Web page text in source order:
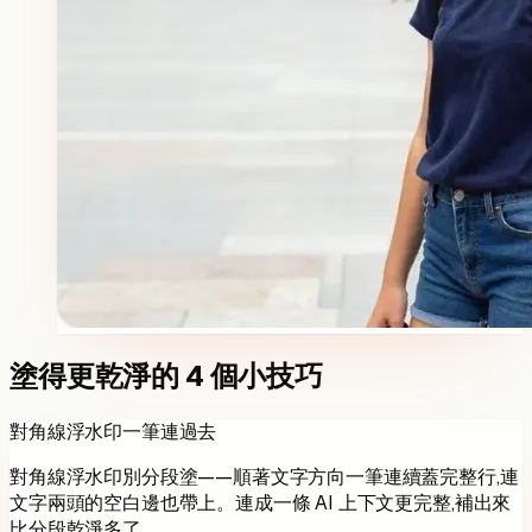
塗得更乾淨的 4 個小技巧
對角線浮水印一筆連過去
對角線浮水印別分段塗——順著文字方向一筆連續蓋完整行,連
文字兩頭的空白邊也帶上。連成一條 AI 上下文更完整,補出來